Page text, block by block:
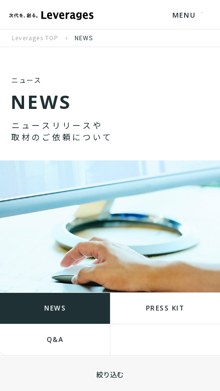
MENU
Leverages TOP NEWS
ニュース
NEWS
ニ ュ ー ス リ リ ー ス や
取 材 の ご 依 頼 に つ い て
NEWS PRESS KIT
Q&A
絞り込む